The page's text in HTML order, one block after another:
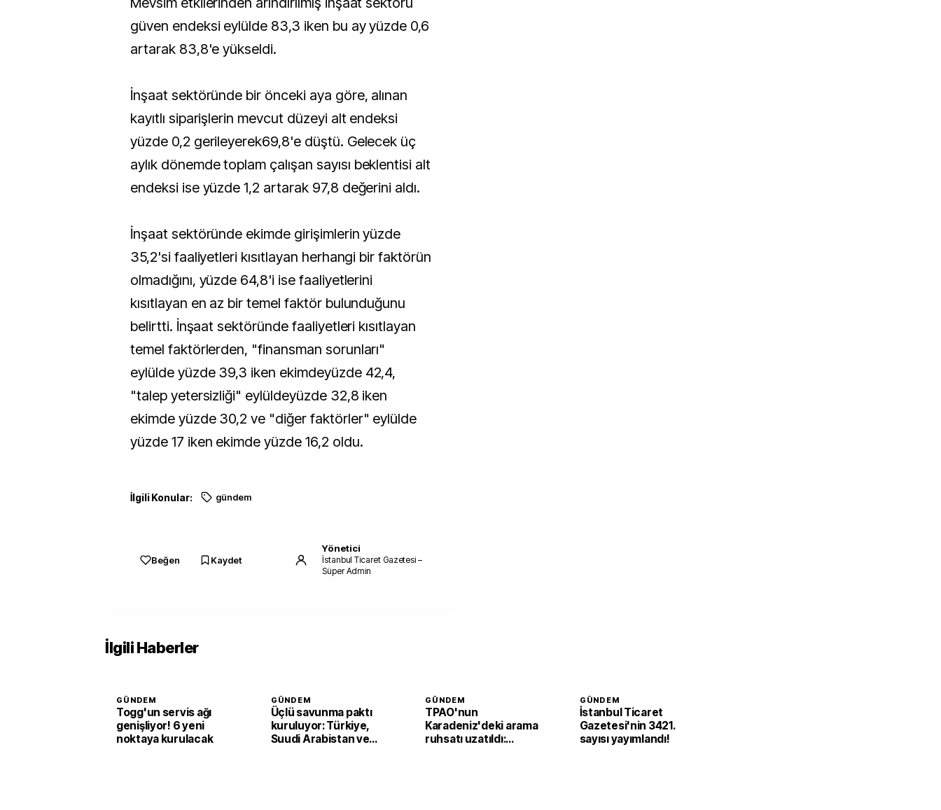
güven endeksi eylülde 83,3 iken bu ay yüzde 0,6
artarak 83,8'e yükseldi.
İnşaat sektöründe bir önceki aya göre, alınan
kayıtlı siparişlerin mevcut düzeyi alt endeksi
yüzde 0,2 gerileyerek69,8'e düştü. Gelecek üç
aylık dönemde toplam çalışan sayısı beklentisi alt
endeksi ise yüzde 1,2 artarak 97,8 değerini aldı.
İnşaat sektöründe ekimde girişimlerin yüzde
35,2'si faaliyetleri kısıtlayan herhangi bir faktörün
olmadığını, yüzde 64,8'i ise faaliyetlerini
kısıtlayan en az bir temel faktör bulunduğunu
belirtti. İnşaat sektöründe faaliyetleri kısıtlayan
temel faktörlerden, "finansman sorunları"
eylülde yüzde 39,3 iken ekimdeyüzde 42,4,
"talep yetersizliği" eylüldeyüzde 32,8 iken
ekimde yüzde 30,2 ve "diğer faktörler" eylülde
yüzde 17 iken ekimde yüzde 16,2 oldu.
İlgili Konular: gündem
Beğen Kaydet
Yönetici
İstanbul Ticaret Gazetesi –
Süper Admin
İlgili Haberler
GÜNDEM
Togg'un servis ağı
genişliyor! 6 yeni
noktaya kurulacak
GÜNDEM
Üçlü savunma paktı
kuruluyor: Türkiye,
Suudi Arabistan ve
GÜNDEM
TPAO'nun
Karadeniz'deki arama
ruhsatı uzatıldı:
GÜNDEM
İstanbul Ticaret
Gazetesi'nin 3421.
sayısı yayımlandı!